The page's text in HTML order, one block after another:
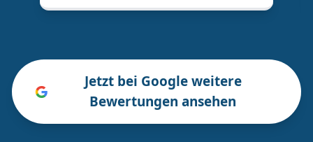
Jetzt bei Google weitere
Bewertungen ansehen